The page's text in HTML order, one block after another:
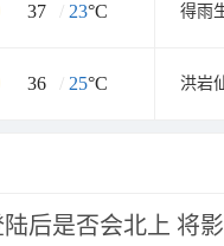
37 / 23°C 得雨
36 / 25°C 洪岩
后是否会北上 将